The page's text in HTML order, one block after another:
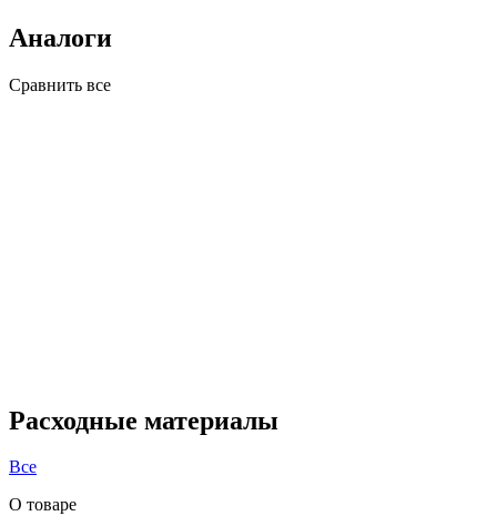
Аналоги
Сравнить все
Расходные материалы
Все
О товаре